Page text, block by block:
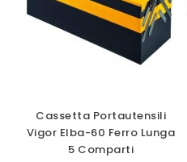
Cassetta Portautensili
Vigor Elba-60 Ferro Lunga
5 Comparti